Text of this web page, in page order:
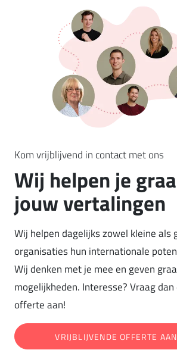
Kom vrijblijvend in contact met ons
Wij helpen je
jouw vertalingen
Wij helpen dagelijks zowel kleine als
organisaties hun internationale
Wij denken met je mee en geven
mogelijkheden. Interesse? Vraag
offerte aan!
VRIJBLIJVENDE OFFERTE